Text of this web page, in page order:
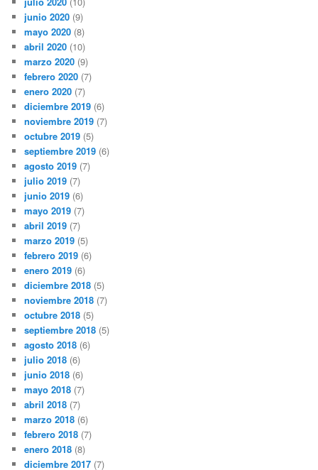
junio 2020 (9)
mayo 2020 (8)
abril 2020 (10)
marzo 2020 (9)
febrero 2020 (7)
enero 2020 (7)
diciembre 2019 (6)
noviembre 2019 (7)
octubre 2019 (5)
septiembre 2019 (6)
agosto 2019 (7)
julio 2019 (7)
junio 2019 (6)
mayo 2019 (7)
abril 2019 (7)
marzo 2019 (5)
febrero 2019 (6)
enero 2019 (6)
diciembre 2018 (5)
noviembre 2018 (7)
octubre 2018 (5)
septiembre 2018 (5)
agosto 2018 (6)
julio 2018 (6)
junio 2018 (6)
mayo 2018 (7)
abril 2018 (7)
marzo 2018 (6)
febrero 2018 (7)
enero 2018 (8)
diciembre 2017 (7)